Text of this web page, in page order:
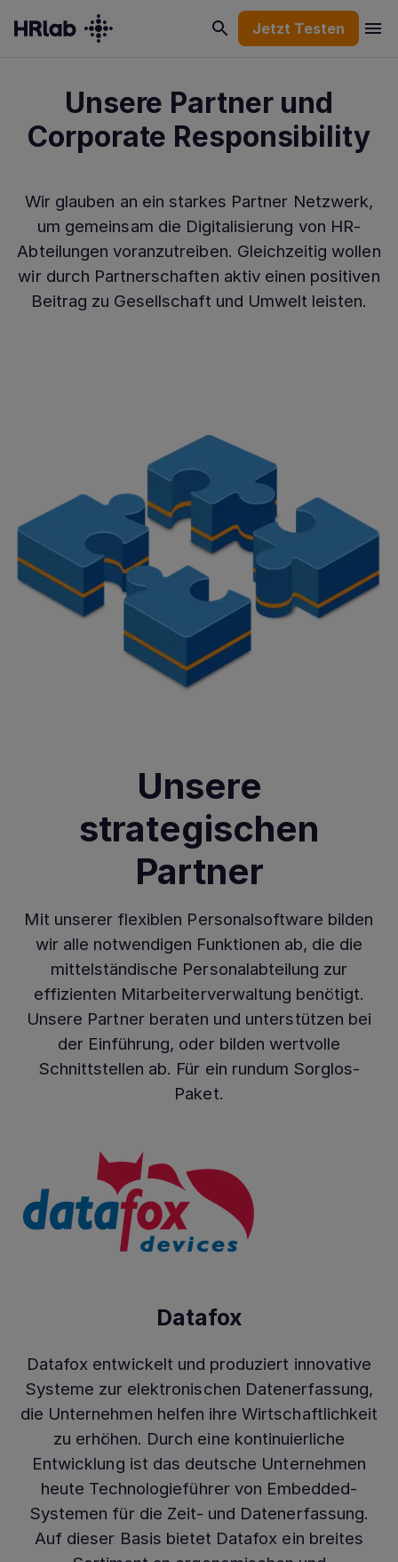
Jetzt Testen
Unsere Partner und
Corporate Responsibility
Wir glauben an ein starkes Partner Netzwerk,
um gemeinsam die Digitalisierung von HR-
Abteilungen voranzutreiben. Gleichzeitig wollen
wir durch Partnerschaften aktiv einen positiven
Beitrag zu Gesellschaft und Umwelt leisten.
Unsere
strategischen
Partner
Mit unserer flexiblen Personalsoftware bilden
wir alle notwendigen Funktionen ab, die die
mittelständische Personalabteilung zur
effizienten Mitarbeiterverwaltung benötigt.
Unsere Partner beraten und unterstützen bei
der Einführung, oder bilden wertvolle
Schnittstellen ab. Für ein rundum Sorglos-
Paket.
Datafox
Datafox entwickelt und produziert innovative
Systeme zur elektronischen Datenerfassung,
die Unternehmen helfen ihre Wirtschaftlichkeit
zu erhöhen. Durch eine kontinuierliche
Entwicklung ist das deutsche Unternehmen
heute Technologieführer von Embedded-
Systemen für die Zeit- und Datenerfassung.
Auf dieser Basis bietet Datafox ein breites